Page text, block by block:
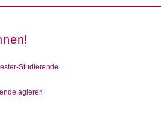
Studierende
agieren